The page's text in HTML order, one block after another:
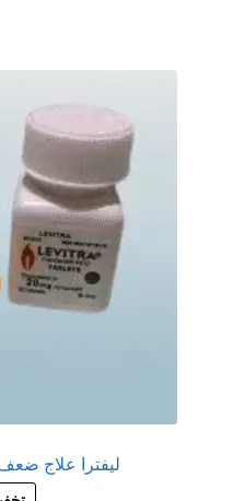
كاندم سيليكون
منتجات الانتصاب
منتجات خاصة بالزوج
منتجات لاثارة الزوجه
منتجات للانتصاب و تاخير
ليفترا علاج